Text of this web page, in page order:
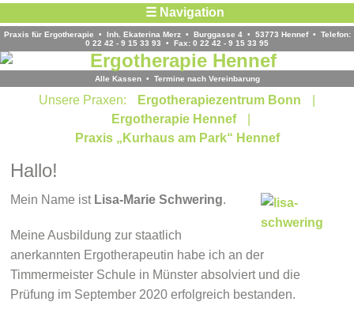
Praxis für Ergotherapie • Inh. Ekaterina Merz • Burggasse 4 • 53773 Hennef • Telefon:
0 22 42 - 9 15 33 93 • Fax: 0 22 42 - 9 15 33 95
Alle Kassen • Termine nach Vereinbarung
Unsere Praxen: Ergotherapiezentrum Bonn
Ergotherapie Hennef
Praxis „Kurhaus am Park“ Hennef
☰ Navigation
Hallo!
Mein Name ist Lisa-Marie Schwering.
Meine Ausbildung zur staatlich
anerkannten Ergotherapeutin habe ich an der
Timmermeister Schule in Münster absolviert und die
Prüfung im September 2020 erfolgreich bestanden.